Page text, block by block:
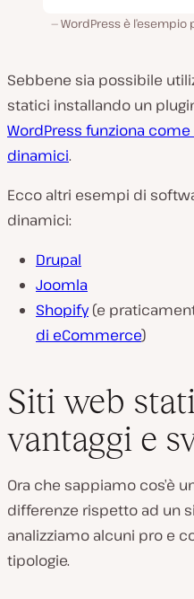
WordPress è
Sebbene sia possibile
statici installando un
WordPress funziona
dinamici.
Ecco altri esempi di
dinamici:
Drupal
Joomla
Shopify(e
di eCommerce)
Siti web
vantaggi e
Ora che sappiamo cos’è
differenze rispetto ad un
analizziamo alcuni pro e
tipologie.